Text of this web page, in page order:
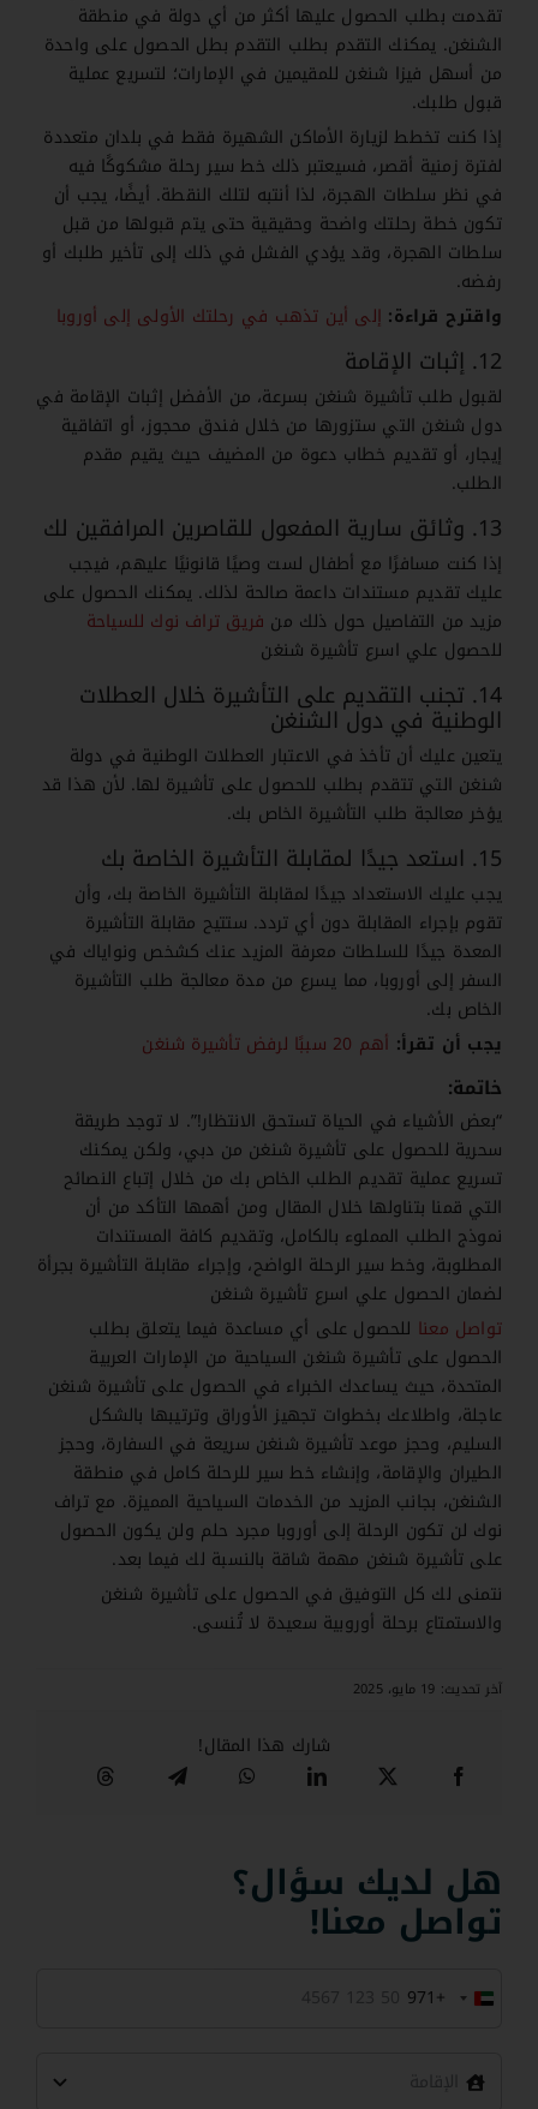
تقدمت بطلب الحصول عليها أكثر من أي دولة في منطقة
الشنغن. يمكنك التقدم بطلب التقدم بطل الحصول على واحدة
من أسهل فيزا شنغن للمقيمين في الإمارات؛ لتسريع عملية
قبول طلبك.
إذا كنت تخطط لزيارة الأماكن الشهيرة فقط في بلدان متعددة
لفترة زمنية أقصر، فسيعتبر ذلك خط سير رحلة مشكوكًا فيه
في نظر سلطات الهجرة، لذا أنتبه لتلك النقطة. أيضًا، يجب أن
تكون خطة رحلتك واضحة وحقيقية حتى يتم قبولها من قبل
سلطات الهجرة، وقد يؤدي الفشل في ذلك إلى تأخير طلبك أو
رفضه.
واقترح قراءة: إلى أين تذهب في رحلتك الأولى إلى أوروبا
12. إثبات الإقامة
لقبول طلب تأشيرة شنغن بسرعة، من الأفضل إثبات الإقامة في
دول شنغن التي ستزورها من خلال فندق محجوز، أو اتفاقية
إيجار، أو تقديم خطاب دعوة من المضيف حيث يقيم مقدم
الطلب.
13. وثائق سارية المفعول للقاصرين المرافقين لك
إذا كنت مسافرًا مع أطفال لست وصيًا قانونيًا عليهم، فيجب
عليك تقديم مستندات داعمة صالحة لذلك. يمكنك الحصول على
مزيد من التفاصيل حول ذلك من فريق تراف نوك للسياحة
للحصول علي اسرع تأشيرة شنغن
14. تجنب التقديم على التأشيرة خلال العطلات
الوطنية في دول الشنغن
يتعين عليك أن تأخذ في الاعتبار العطلات الوطنية في دولة
شنغن التي تتقدم بطلب للحصول على تأشيرة لها. لأن هذا قد
يؤخر معالجة طلب التأشيرة الخاص بك.
15. استعد جيدًا لمقابلة التأشيرة الخاصة بك
يجب عليك الاستعداد جيدًا لمقابلة التأشيرة الخاصة بك، وأن
تقوم بإجراء المقابلة دون أي تردد. ستتيح مقابلة التأشيرة
المعدة جيدًا للسلطات معرفة المزيد عنك كشخص ونواياك في
السفر إلى أوروبا، مما يسرع من مدة معالجة طلب التأشيرة
الخاص بك.
يجب أن تقرأ: أهم 20 سببًا لرفض تأشيرة شنغن
خاتمة:
“بعض الأشياء في الحياة تستحق الانتظار!”. لا توجد طريقة
سحرية للحصول على تأشيرة شنغن من دبي، ولكن يمكنك
تسريع عملية تقديم الطلب الخاص بك من خلال إتباع النصائح
التي قمنا بتناولها خلال المقال ومن أهمها التأكد من أن
نموذج الطلب المملوء بالكامل، وتقديم كافة المستندات
المطلوبة، وخط سير الرحلة الواضح، وإجراء مقابلة التأشيرة بجرأة
لضمان الحصول علي اسرع تأشيرة شنغن
تواصل معنا للحصول على أي مساعدة فيما يتعلق بطلب
الحصول على تأشيرة شنغن السياحية من الإمارات العربية
المتحدة، حيث يساعدك الخبراء في الحصول على تأشيرة شنغن
عاجلة، واطلاعك بخطوات تجهيز الأوراق وترتيبها بالشكل
السليم، وحجز موعد تأشيرة شنغن سريعة في السفارة، وحجز
الطيران والإقامة، وإنشاء خط سير للرحلة كامل في منطقة
الشنغن، بجانب المزيد من الخدمات السياحية المميزة. مع تراف
نوك لن تكون الرحلة إلى أوروبا مجرد حلم ولن يكون الحصول
على تأشيرة شنغن مهمة شاقة بالنسبة لك فيما بعد.
نتمنى لك كل التوفيق في الحصول على تأشيرة شنغن
والاستمتاع برحلة أوروبية سعيدة لا تُنسى.
آخر تحديث: 19 مايو، 2025
شارك هذا المقال!
هل لديك سؤال؟
تواصل معنا!
United
+971
+971